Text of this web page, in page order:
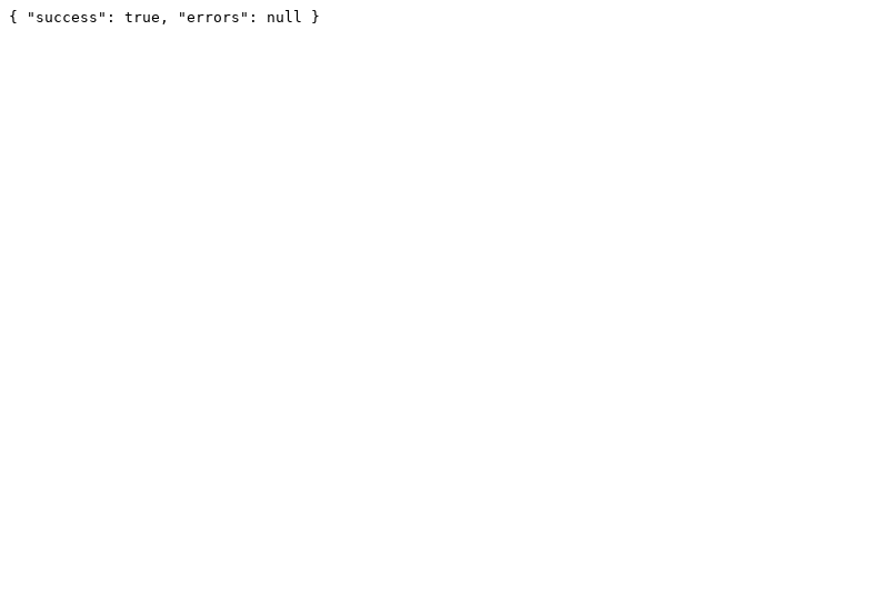
{ "success": true, "errors": null }